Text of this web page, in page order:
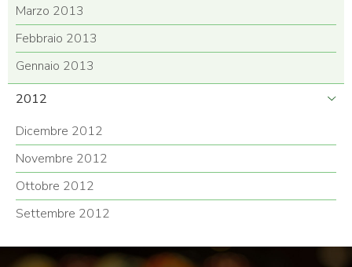
Marzo 2013
Febbraio 2013
Gennaio 2013
2012
Dicembre 2012
Novembre 2012
Ottobre 2012
Settembre 2012